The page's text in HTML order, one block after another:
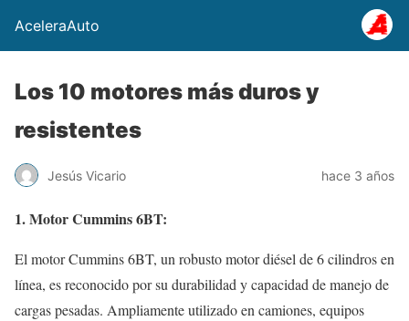
AceleraAuto
Los 10 motores más duros y
resistentes
Jesús Vicario hace 3 años
1. Motor Cummins 6BT:
El motor Cummins 6BT, un robusto motor diésel de 6 cilindros en
línea, es reconocido por su durabilidad y capacidad de manejo de
cargas pesadas. Ampliamente utilizado en camiones, equipos